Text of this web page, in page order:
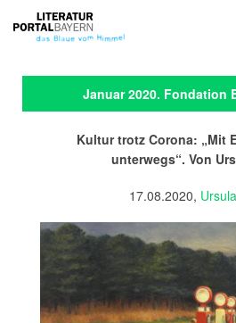
Januar 2020. Fondation
Kultur trotz Corona: „Mit
unterwegs“. Von
17.08.2020,